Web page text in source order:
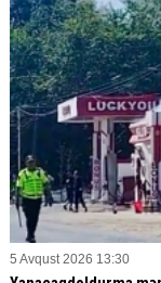
5 Avqust 2026 13:30